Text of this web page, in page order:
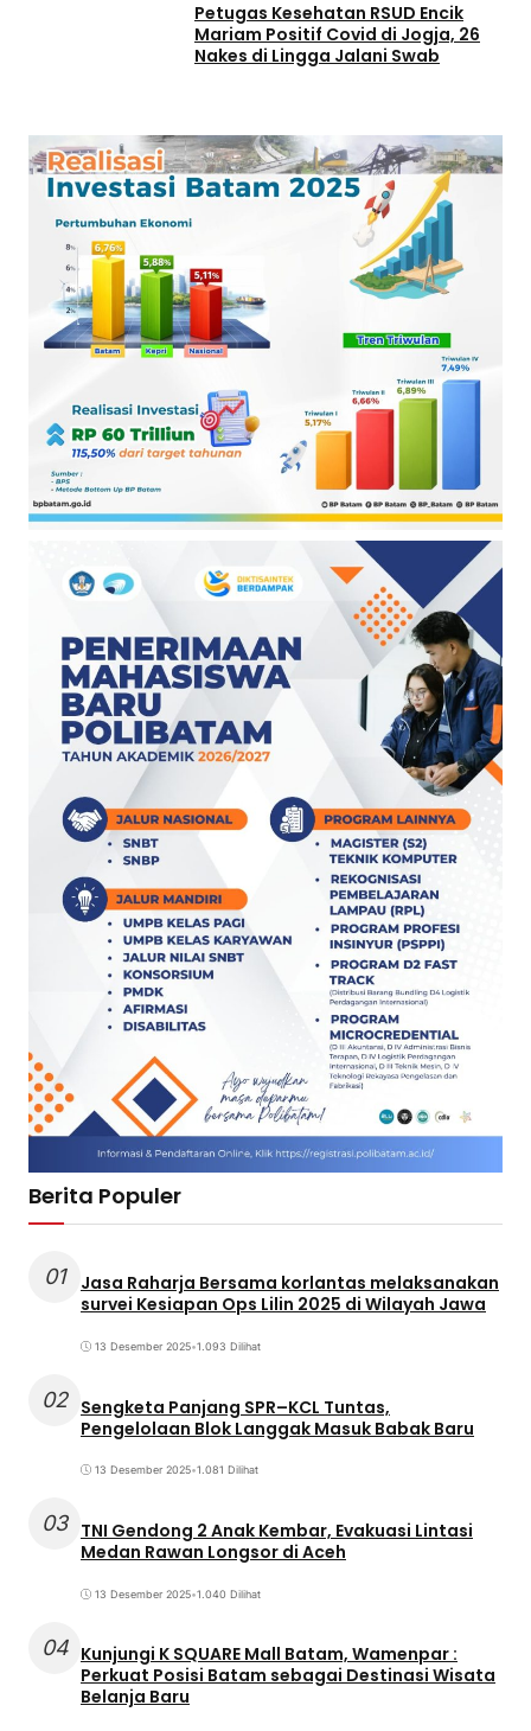
Petugas Kesehatan RSUD Encik
Mariam Positif Covid di Jogja, 26
Nakes di Lingga Jalani Swab
Berita Populer
01
Jasa Raharja Bersama korlantas melaksanakan
survei Kesiapan Ops Lilin 2025 di Wilayah Jawa
13 Desember 2025•1.093 Dilihat
02 Sengketa Panjang SPR–KCL Tuntas,
Pengelolaan Blok Langgak Masuk Babak Baru
13 Desember 2025•1.081 Dilihat
03 TNI Gendong 2 Anak Kembar, Evakuasi Lintasi
Medan Rawan Longsor di Aceh
13 Desember 2025•1.040 Dilihat
04 Kunjungi K SQUARE Mall Batam, Wamenpar :
Perkuat Posisi Batam sebagai Destinasi Wisata
Belanja Baru